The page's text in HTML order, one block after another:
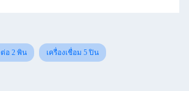
taking the time to set it up properly!""The
visual clarity is fantastic once you dial in the
อ 2 พิน เครื่องเชื่อม 5 ปิน